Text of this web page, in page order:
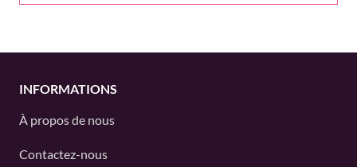
INFORMATIONS
À propos de nous
Contactez-nous